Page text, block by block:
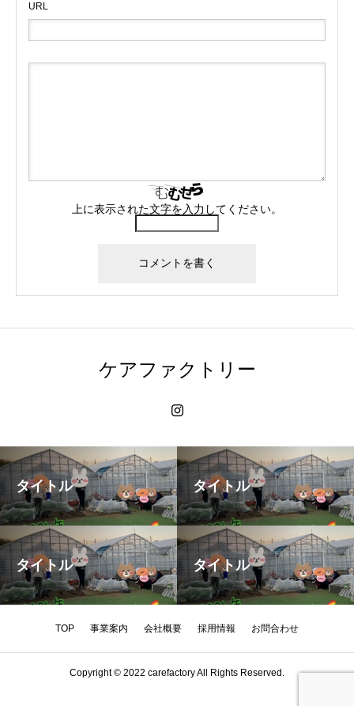
URL
上に表示された文字を入力してください。
ケアファクトリー
タイトル タイトル
タイトル タイトル
TOP 事業案内 会社概要 採用情報 お問合わせ
Copyright © 2022 carefactory All Rights Reserved.